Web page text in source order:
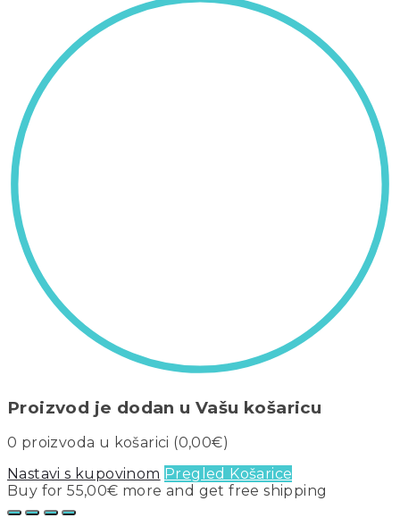
Proizvod je dodan u Vašu košaricu
0 proizvoda u košarici (0,00€)
Nastavi s kupovinom Pregled Košarice
Buy for55,00€ more and get free shipping